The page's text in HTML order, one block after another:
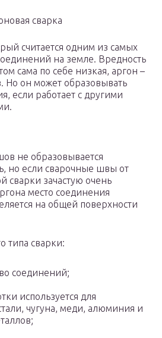
сварка
считается одним из самых
на земле. Вредность
сама по себе низкая, аргон –
Но он может образовывать
если работает с другими
не образовывается
но если сварочные швы от
сварки зачастую очень
место соединения
на общей поверхности
типа сварки:
соединений;
используется для
чугуна, меди, алюминия и